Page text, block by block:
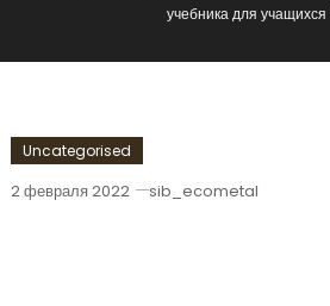
учебника для учащихся
Uncategorised
2 февраля 2022 sib_ecometal